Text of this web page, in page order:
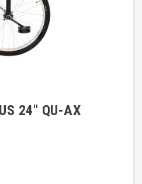
24" QU-AX